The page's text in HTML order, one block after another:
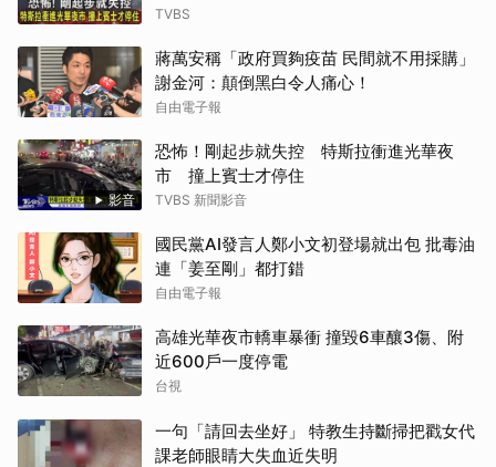
TVBS
蔣萬安稱「政府買夠疫苗 民間就不用採購」
謝金河：顛倒黑白令人痛心！
自由電子報
影音
恐怖！剛起步就失控 特斯拉衝進光華夜
市 撞上賓士才停住
TVBS 新聞影音
國民黨AI發言人鄭小文初登場就出包 批毒油
連「姜至剛」都打錯
自由電子報
高雄光華夜市轎車暴衝 撞毀6車釀3傷、附
近600戶一度停電
台視
一句「請回去坐好」 特教生持斷掃把戳女代
課老師眼睛大失血近失明